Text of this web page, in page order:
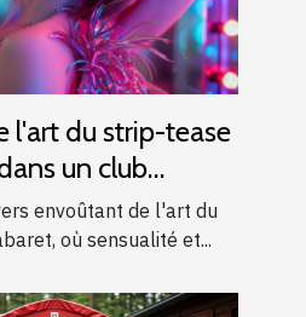
l'art du strip-tease
un club
envoûtant de l'art du
où sensualité et...